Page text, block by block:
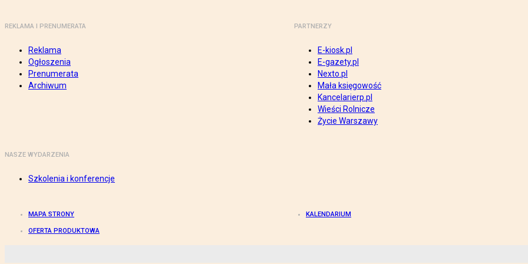
REKLAMA I PRENUMERATA
Reklama
Ogłoszenia
Prenumerata
Archiwum
PARTNERZY
E-kiosk.pl
E-gazety.pl
Nexto.pl
Mała księgowość
Kancelarierp.pl
Wieści Rolnicze
Życie Warszawy
NASZE WYDARZENIA
Szkolenia i konferencje
MAPA STRONY KALENDARIUM
OFERTA PRODUKTOWA